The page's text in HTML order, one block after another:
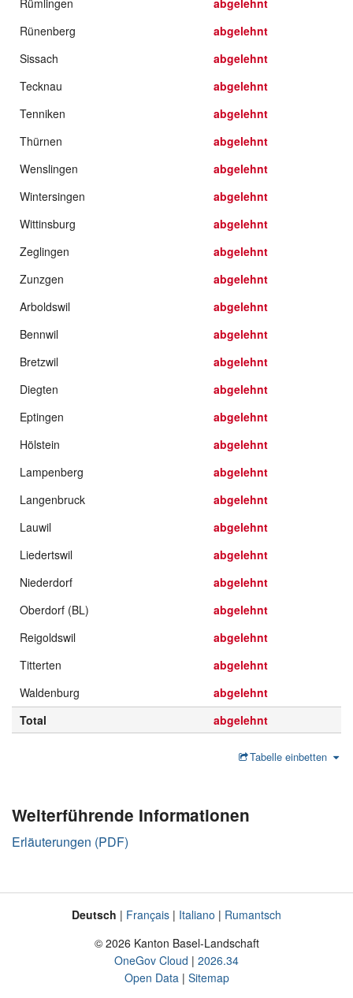
Rünenberg
abgelehnt
Sissach
abgelehnt
Tecknau
abgelehnt
Tenniken
abgelehnt
Thürnen
abgelehnt
Wenslingen
abgelehnt
Wintersingen
abgelehnt
Wittinsburg
abgelehnt
Zeglingen
abgelehnt
Zunzgen
abgelehnt
Arboldswil
abgelehnt
Bennwil
abgelehnt
Bretzwil
abgelehnt
Diegten
abgelehnt
Eptingen
abgelehnt
Hölstein
abgelehnt
Lampenberg
abgelehnt
Langenbruck
abgelehnt
Lauwil
abgelehnt
Liedertswil
abgelehnt
Niederdorf
abgelehnt
Oberdorf (BL)
abgelehnt
Reigoldswil
abgelehnt
Titterten
abgelehnt
Waldenburg
abgelehnt
Total
abgelehnt
Tabelle einbetten
Weiterführende Informationen
Erläuterungen (PDF)
FusszeileDeutsch Français Italiano
Rumantsch
© 2026 Kanton Basel-Landschaft
OneGov Cloud
2026.34
Open Data
Sitemap